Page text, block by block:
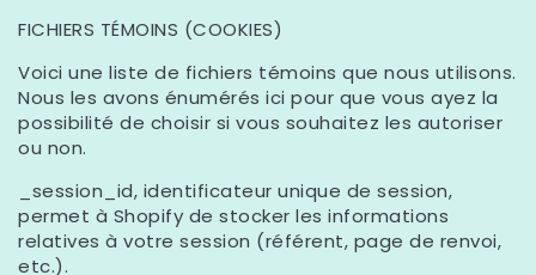
FICHIERS TÉMOINS (COOKIES)
Voici une liste de fichiers témoins que nous utilisons.
Nous les avons énumérés ici pour que vous ayez la
possibilité de choisir si vous souhaitez les autoriser
ou non.
_session_id, identificateur unique de session,
permet à Shopify de stocker les informations
relatives à votre session (référent, page de renvoi,
etc.).